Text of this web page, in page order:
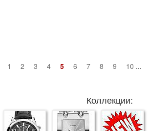
1 2 3 4 5 6 7 8 9 10 ...
Коллекции: